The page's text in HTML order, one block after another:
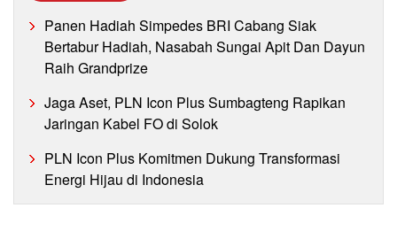
Panen Hadiah Simpedes BRI Cabang Siak
Bertabur Hadiah, Nasabah Sungai Apit Dan Dayun
Raih Grandprize
Jaga Aset, PLN Icon Plus Sumbagteng Rapikan
Jaringan Kabel FO di Solok
PLN Icon Plus Komitmen Dukung Transformasi
Energi Hijau di Indonesia